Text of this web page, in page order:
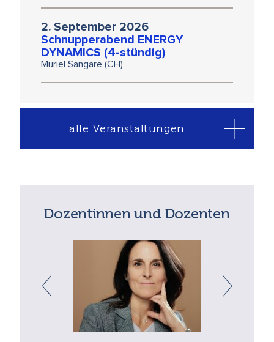
2. September 2026
Schnupperabend ENERGY
DYNAMICS (4-stündig)
Muriel Sangare (CH)
alle Veranstaltungen
Dozentinnen und Dozenten